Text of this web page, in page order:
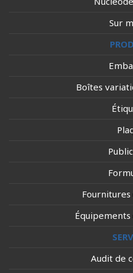
Sur
Boîtes
Audit de